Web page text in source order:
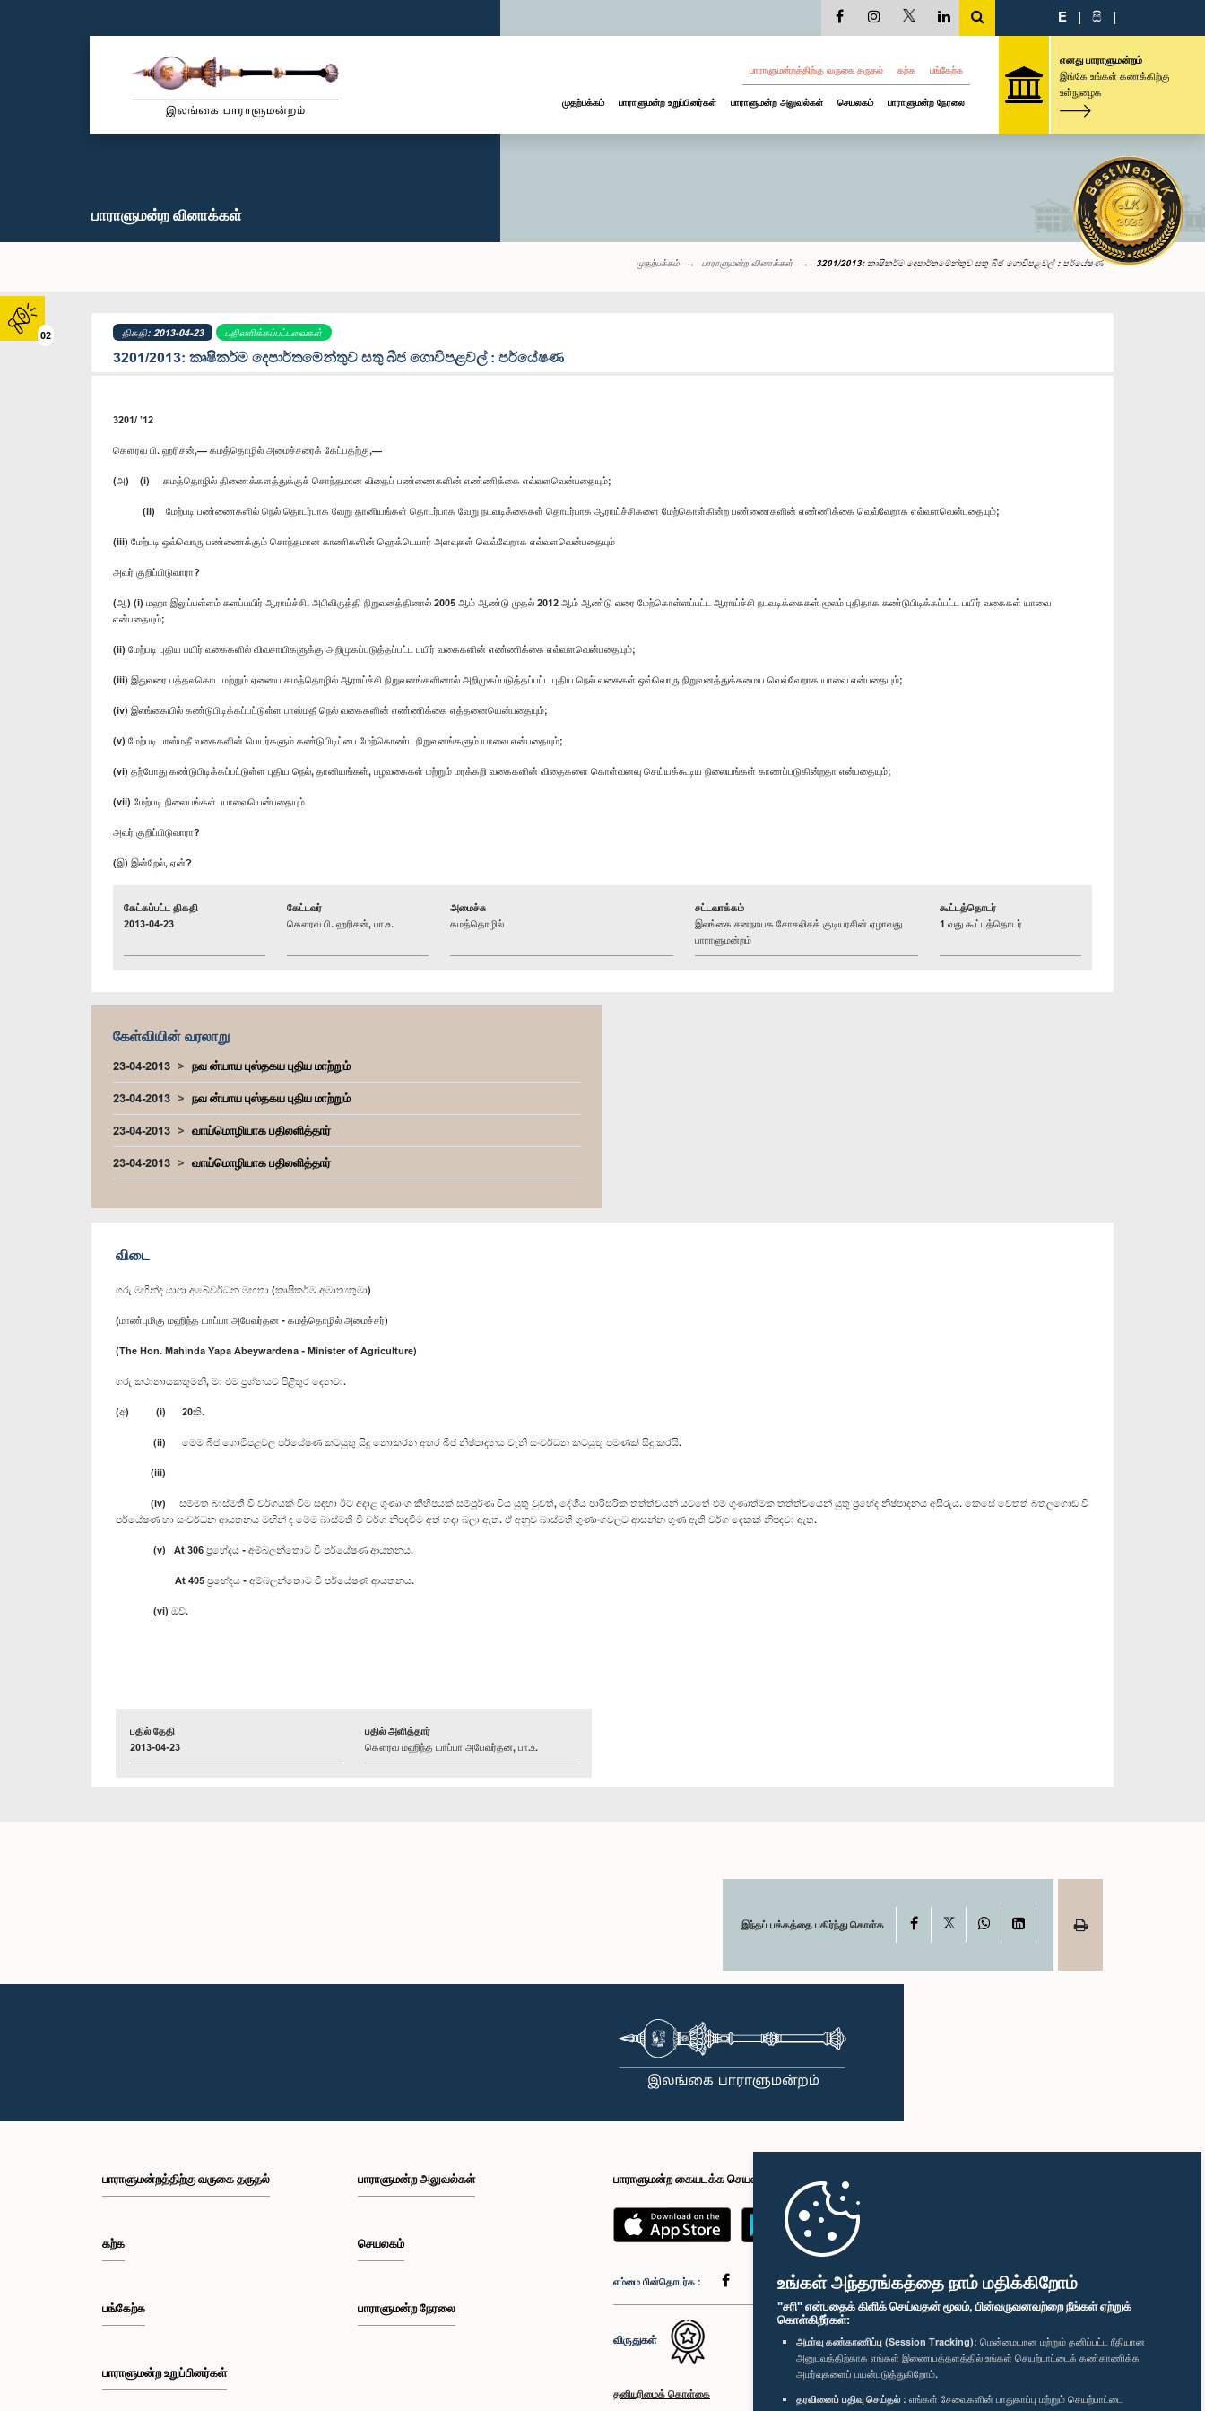
உங்கள் அந்தரங்கத்தை நாம் மதிக்கிறோம்
"சரி" என்பதைக் கிளிக் செய்வதன் மூலம், பின்வருவனவற்றை நீங்கள் ஏற்றுக்
கொள்கிறீர்கள்:
அமர்வு கண்காணிப்பு (Session Tracking): மென்மையான மற்றும் தனிப்பட்ட ரீதியான
அனுபவத்திற்காக எங்கள் இணையத்தளத்தில் உங்கள் செயற்பாட்டைக் கண்காணிக்க
அமர்வுகளைப் பயன்படுத்துகிறோம்.
தரவினைப் பதிவு செய்தல் : எங்கள் சேவைகளின் பாதுகாப்பு மற்றும் செயற்பாட்டை
02
E | සි |
பாராளுமன்றத்திற்கு வருகை தருதல் கற்க பங்கேற்க
முதற்பக்கம் பாராளுமன்ற உறுப்பினர்கள் பாராளுமன்ற அலுவல்கள் செயலகம் பாராளுமன்ற நேரலை
எனது பாராளுமன்றம்
இங்கே உங்கள் கணக்கிற்கு
உள்நுழைக
பாராளுமன்ற வினாக்கள்
முதற்பக்கம் பாராளுமன்ற வினாக்கள் 3201/2013: කෘෂිකර්ම දෙපාර්තමේන්තුව සතු බීජ ගොවිපළවල් : පර්යේෂණ
திகதி: 2013-04-23 பதிலளிக்கப்பட்டவைகள்
3201/2013: කෘෂිකර්ම දෙපාර්තමේන්තුව සතු බීජ ගොවිපළවල් : පර්යේෂණ
3201/ ’12
கெளரவ பி. ஹரிசன்,— கமத்தொழில் அமைச்சரைக் கேட்பதற்கு,—
(அ) (i) கமத்தொழில் திணைக்களத்துக்குச் சொந்தமான விதைப் பண்ணைகளின் எண்ணிக்கை எவ்வளவென்பதையும்;
(ii) மேற்படி பண்ணைகளில் நெல் தொடர்பாக வேறு தானியங்கள் தொடர்பாக வேறு நடவடிக்கைகள் தொடர்பாக ஆராய்ச்சிகளை மேற்கொள்கின்ற பண்ணைகளின் எண்ணிக்கை வெவ்வேறாக எவ்வளவென்பதையும்;
(iii) மேற்படி ஒவ்வொரு பண்ணைக்கும் சொந்தமான காணிகளின் ஹெக்டெயார் அளவுகள் வெவ்வேறாக எவ்வளவென்பதையும்
அவர் குறிப்பிடுவாரா?
(ஆ) (i) மஹா இலுப்பள்ளம் களப்பயிர் ஆராய்ச்சி, அபிவிருத்தி நிறுவனத்தினால் 2005 ஆம் ஆண்டு முதல் 2012 ஆம் ஆண்டு வரை மேற்கொள்ளப்பட்ட ஆராய்ச்சி நடவடிக்கைகள் மூலம் புதிதாக கண்டுபிடிக்கப்பட்ட பயிர் வகைகள் யாவை
என்பதையும்;
(ii) மேற்படி புதிய பயிர் வகைகளில் விவசாயிகளுக்கு அறிமுகப்படுத்தப்பட்ட பயிர் வகைகளின் எண்ணிக்கை எவ்வளவென்பதையும்;
(iii) இதுவரை பத்தலகொட மற்றும் ஏனைய கமத்தொழில் ஆராய்ச்சி நிறுவனங்களினால் அறிமுகப்படுத்தப்பட்ட புதிய நெல் வகைகள் ஒவ்வொரு நிறுவனத்துக்கமைய வெவ்வேறாக யாவை என்பதையும்;
(iv) இலங்கையில் கண்டுபிடிக்கப்பட்டுள்ள பாஸ்மதீ நெல் வகைகளின் எண்ணிக்கை எத்தனையென்பதையும்;
(v) மேற்படி பாஸ்மதீ வகைகளின் பெயர்களும் கண்டுபிடிப்பை மேற்கொண்ட நிறுவனங்களும் யாவை என்பதையும்;
(vi) தற்போது கண்டுபிடிக்கப்பட்டுள்ள புதிய நெல், தானியங்கள், பழவகைகள் மற்றும் மரக்கறி வகைகளின் விதைகளை கொள்வனவு செய்யக்கூடிய நிலையங்கள் காணப்படுகின்றதா என்பதையும்;
(vii) மேற்படி நிலையங்கள் யாவையென்பதையும்
அவர் குறிப்பிடுவாரா?
(இ) இன்றேல், ஏன்?
கேட்கப்பட்ட திகதி
2013-04-23
கேட்டவர்
கௌரவ பி. ஹரிசன், பா.உ.
அமைச்சு
கமத்தொழில்
சட்டவாக்கம்
இலங்கை சனநாயக சோசலிசக் குடியரசின் ஏழாவது
பாராளுமன்றம்
கூட்டத்தொடர்
1 வது கூட்டத்தொடர்
கேள்வியின் வரலாறு
23-04-2013
நவ ன்யாய புஸ்தகய புதிய மாற்றும்
23-04-2013
நவ ன்யாய புஸ்தகய புதிய மாற்றும்
23-04-2013
வாய்மொழியாக பதிலளித்தார்
23-04-2013
வாய்மொழியாக பதிலளித்தார்
விடை
ගරු මහින්ද යාපා අබේවර්ධන මහතා (කෘෂිකර්ම අමාත්‍යතුමා)
(மாண்புமிகு மஹிந்த யாப்பா அபேவர்தன - கமத்தொழில் அமைச்சர்)
(The Hon. Mahinda Yapa Abeywardena - Minister of Agriculture)
ගරු කථානායකතුමනි, මා එම ප්‍රශ්නයට පිළිතුර දෙනවා.
(අ) (i) 20කි.
(ii) මෙම බීජ ගොවිපළවල පර්යේෂණ කටයුතු සිදු නොකරන අතර බීජ නිෂ්පාදනය වැනි සංවර්ධන කටයුතු පමණක් සිදු කරයි.
(iii)
(iv) සම්මත බාස්මතී වී වර්ගයක් වීම සඳහා ඊට අදාළ ගුණාංග කිහිපයක් සම්පූර්ණ විය යුතු වුවත්, දේශීය පාරිසරික තත්ත්වයන් යටතේ එම ගුණාත්මක තත්ත්වයෙන් යුතු ප්‍රභේද නිෂ්පාදනය අසීරුය. කෙසේ වෙතත් බතලගොඩ වී
පර්යේෂණ හා සංවර්ධන ආයතනය මඟින් ද මෙම බාස්මතී වී වර්ග නිපදවීම අත් හදා බලා ඇත. ඒ අනුව බාස්මතී ගුණාංගවලට ආසන්න ගුණ ඇති වර්ග දෙකක් නිපදවා ඇත.
(v) At 306 ප්‍ර‍භේදය - අම්බලන්තොට වී පර්යේෂණ ආයතනය.
At 405 ප්‍ර‍භේදය - අම්බලන්තොට වී පර්යේෂණ ආයතනය.
(vi) ඔව්.
பதில் தேதி
2013-04-23
பதில் அளித்தார்
கௌரவ மஹிந்த யாப்பா அபேவர்தன, பா.உ.
இந்தப் பக்கத்தை பகிர்ந்து கொள்க Facebook WhatsAppLinkedIn
பாராளுமன்றத்திற்கு வருகை தருதல்
கற்க
பங்கேற்க
பாராளுமன்ற உறுப்பினர்கள்
பாராளுமன்ற அலுவல்கள்
செயலகம்
பாராளுமன்ற நேரலை
பாராளுமன்ற கையடக்க செயலி
எம்மை பின்தொடர்க :
விருதுகள்
தனியுரிமைக் கொள்கை